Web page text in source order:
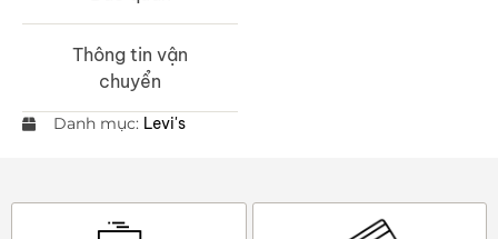
Thông tin vận
chuyển
Danh mục: Levi's